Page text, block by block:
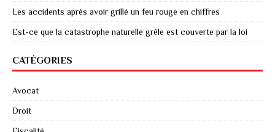
Les accidents après avoir grillé un feu rouge en chiffres
Est-ce que la catastrophe naturelle grêle est couverte par la loi
CATÉGORIES
Avocat
Droit